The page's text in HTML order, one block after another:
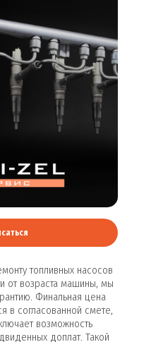
топливных насосов
от возраста машины, мы
Финальная цена
в согласованной смете,
возможность
доплат. Такой